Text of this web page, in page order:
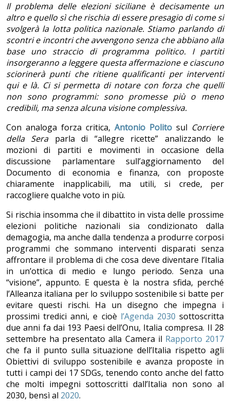
Il problema delle elezioni siciliane è decisamente un
altro e quello sì che rischia di essere presagio di come si
svolgerà la lotta politica nazionale. Stiamo parlando di
scontri e incontri che avvengono senza che abbiano alla
base uno straccio di programma politico. I partiti
insorgeranno a leggere questa affermazione e ciascuno
sciorinerà punti che ritiene qualificanti per interventi
qui e là. Ci si permetta di notare con forza che quelli
non sono programmi: sono promesse più o meno
credibili, ma senza alcuna visione complessiva.
Con analoga forza critica, Antonio Polito sul Corriere
della Sera parla di “allegre ricette” analizzando le
mozioni di partiti e movimenti in occasione della
discussione parlamentare sull’aggiornamento del
Documento di economia e finanza, con proposte
chiaramente inapplicabili, ma utili, si crede, per
raccogliere qualche voto in più.
Si rischia insomma che il dibattito in vista delle prossime
elezioni politiche nazionali sia condizionato dalla
demagogia, ma anche dalla tendenza a produrre corposi
programmi che sommano interventi disparati senza
affrontare il problema di che cosa deve diventare l’Italia
in un’ottica di medio e lungo periodo. Senza una
“visione”, appunto. E questa è la nostra sfida, perché
l’Alleanza italiana per lo sviluppo sostenibile si batte per
evitare questi rischi. Ha un disegno che impegna i
prossimi tredici anni, e cioè l’Agenda 2030 sottoscritta
due anni fa dai 193 Paesi dell’Onu, Italia compresa. Il 28
settembre ha presentato alla Camera il Rapporto 2017
che fa il punto sulla situazione dell’Italia rispetto agli
Obiettivi di sviluppo sostenibile e avanza proposte in
tutti i campi dei 17 SDGs, tenendo conto anche del fatto
che molti impegni sottoscritti dall’Italia non sono al
2030, bensì al 2020.